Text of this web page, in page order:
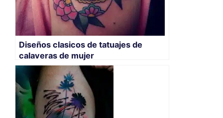
Diseños clasicos de tatuajes de
calaveras de mujer